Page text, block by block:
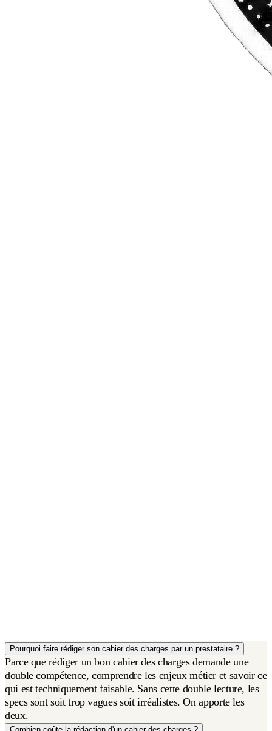
Pourquoi faire rédiger son cahier des charges par un prestataire ?
Parce que rédiger un bon cahier des charges demande une
double compétence, comprendre les enjeux métier et savoir ce
qui est techniquement faisable. Sans cette double lecture, les
specs sont soit trop vagues soit irréalistes. On apporte les
deux.